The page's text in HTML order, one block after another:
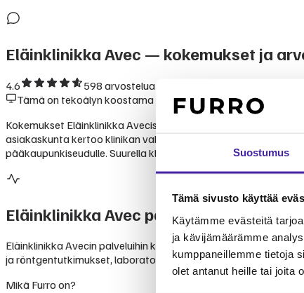
Suostumus
Tämä sivusto käyttää
Käytämme evästeitä
ja kävijämäärämme
kumppaneillemme tietoja
olet antanut heille tai joita
Eläinklinikka Avec — kokemukset ja
4.6 598 arvostelua Googlessa
Tämä on tekoälyn koostama yhteenveto julkisesti saatavilla
Kokemukset Eläinklinikka Avecista ovat pääosin myönteisiä.
asiakaskunta kertoo klinikan vakiintuneesta asemasta
pääkaupunkiseudulle. Suurella klinikalla odotusajat voivat
Eläinklinikka Avec palvelut
Eläinklinikka Avecin palveluihin kuuluvat
ja röntgentutkimukset, laboratoriotutkimukset,
Mikä Furro on?